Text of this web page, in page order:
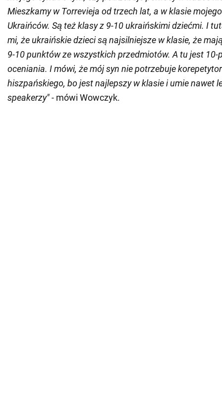
Mieszkamy w Torrevieja od trzech lat, a w klasie
Ukraińców. Są też klasy z 9-10 ukraińskimi dziećmi. I
mi, że ukraińskie dzieci są najsilniejsze w klasie, że
9-10 punktów ze wszystkich przedmiotów. A tu jest 10-
oceniania. I mówi, że mój syn nie potrzebuje
hiszpańskiego, bo jest najlepszy w klasie i umie nawet
speakerzy" - mówi Wowczyk.